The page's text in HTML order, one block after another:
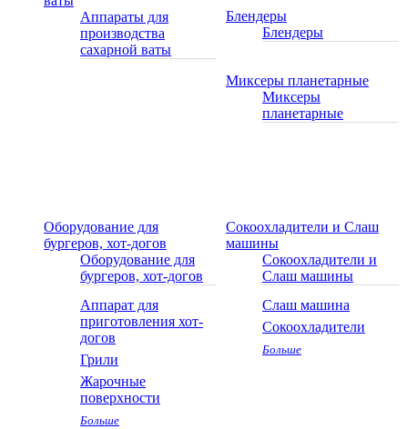
Аппараты для
производства
сахарной ваты
Блендеры
Блендеры
Миксеры планетарные
Миксеры
планетарные
Оборудование для
бургеров, хот-догов
Оборудование для
бургеров, хот-догов
Аппарат для
приготовления хот-
догов
Грили
Жарочные
поверхности
Больше
Сокоохладители и Слаш
машины
Сокоохладители и
Слаш машины
Слаш машина
Сокоохладители
Больше